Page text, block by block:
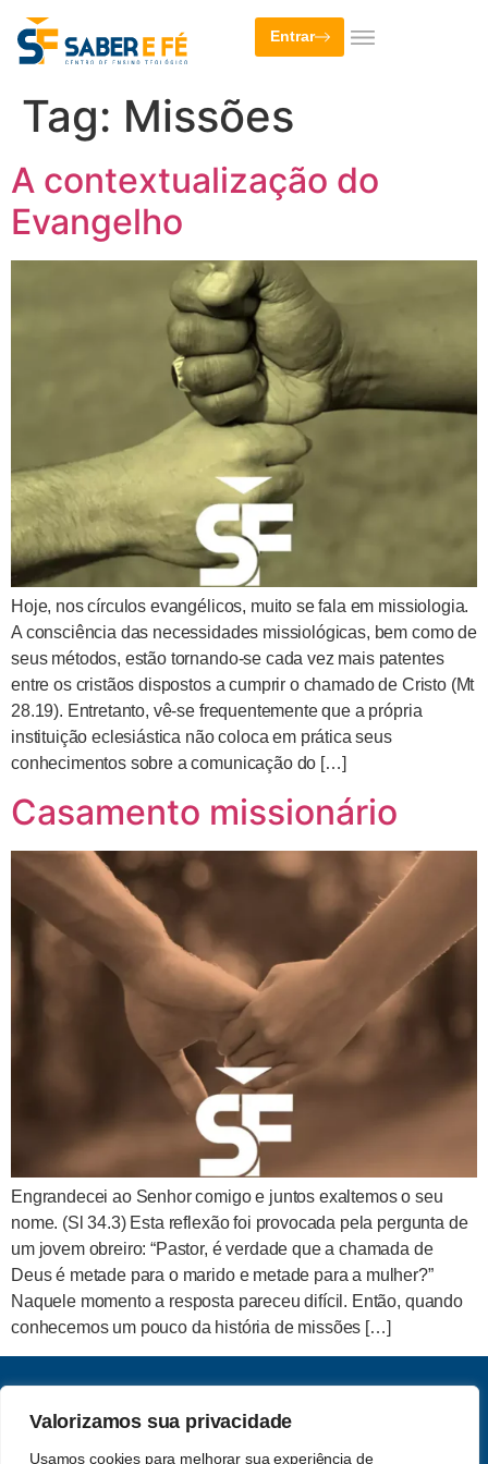
Valorizamos sua privacidade
Usamos cookies para melhorar sua experiência de
Entrar
Tag: Missões
A contextualização do
Evangelho
Hoje, nos círculos evangélicos, muito se fala em missiologia.
A consciência das necessidades missiológicas, bem como de
seus métodos, estão tornando-se cada vez mais patentes
entre os cristãos dispostos a cumprir o chamado de Cristo (Mt
28.19). Entretanto, vê-se frequentemente que a própria
instituição eclesiástica não coloca em prática seus
conhecimentos sobre a comunicação do […]
Casamento missionário
Engrandecei ao Senhor comigo e juntos exaltemos o seu
nome. (Sl 34.3) Esta reflexão foi provocada pela pergunta de
um jovem obreiro: “Pastor, é verdade que a chamada de
Deus é metade para o marido e metade para a mulher?”
Naquele momento a resposta pareceu difícil. Então, quando
conhecemos um pouco da história de missões […]
CNPJ: 62.357.060.0001-13
Saber e Fé Teologia LTDA